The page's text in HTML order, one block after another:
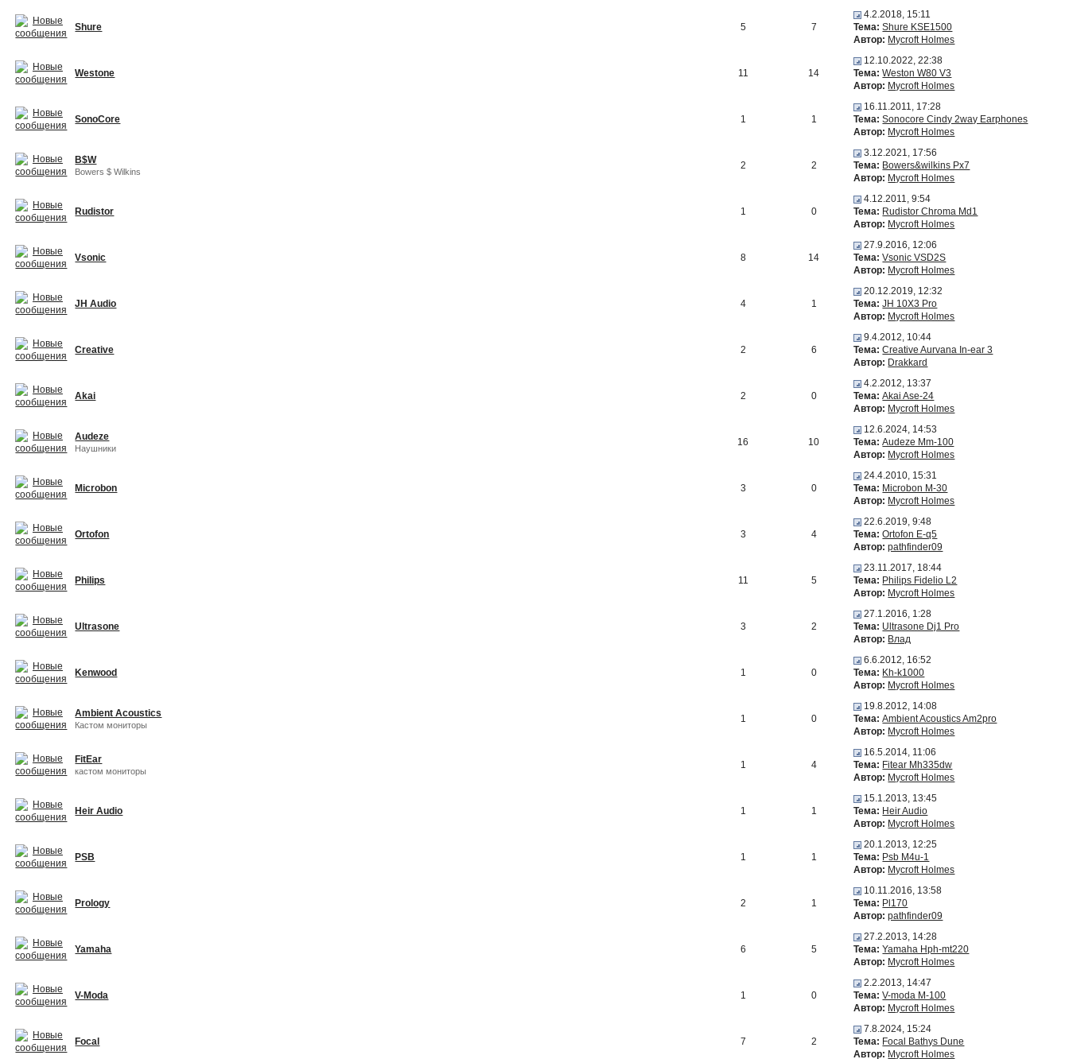
Shure 5 7
4.2.2018, 15:11
Тема: Shure KSE1500
Автор: Mycroft Holmes
Westone 11 14
12.10.2022, 22:38
Тема: Weston W80 V3
Автор: Mycroft Holmes
SonoCore 1 1
16.11.2011, 17:28
Тема: Sonocore Cindy 2way Earphones
Автор: Mycroft Holmes
B$W
Bowers $ Wilkins
2 2
3.12.2021, 17:56
Тема: Bowers&wilkins Px7
Автор: Mycroft Holmes
Rudistor 1 0
4.12.2011, 9:54
Тема: Rudistor Chroma Md1
Автор: Mycroft Holmes
Vsonic 8 14
27.9.2016, 12:06
Тема: Vsonic VSD2S
Автор: Mycroft Holmes
JH Audio 4 1
20.12.2019, 12:32
Тема: JH 10X3 Pro
Автор: Mycroft Holmes
Creative 2 6
9.4.2012, 10:44
Тема: Creative Aurvana In-ear 3
Автор: Drakkard
Akai 2 0
4.2.2012, 13:37
Тема: Akai Ase-24
Автор: Mycroft Holmes
Audeze
Наушники
16 10
12.6.2024, 14:53
Тема: Audeze Mm-100
Автор: Mycroft Holmes
Microbon 3 0
24.4.2010, 15:31
Тема: Microbon M-30
Автор: Mycroft Holmes
Ortofon 3 4
22.6.2019, 9:48
Тема: Ortofon E-q5
Автор: pathfinder09
Philips 11 5
23.11.2017, 18:44
Тема: Philips Fidelio L2
Автор: Mycroft Holmes
Ultrasone 3 2
27.1.2016, 1:28
Тема: Ultrasone Dj1 Pro
Автор: Влад
Kenwood 1 0
6.6.2012, 16:52
Тема: Kh-k1000
Автор: Mycroft Holmes
Ambient Acoustics
Кастом мониторы
1 0
19.8.2012, 14:08
Тема: Ambient Acoustics Am2pro
Автор: Mycroft Holmes
FitEar
кастом мониторы
1 4
16.5.2014, 11:06
Тема: Fitear Mh335dw
Автор: Mycroft Holmes
Heir Audio 1 1
15.1.2013, 13:45
Тема: Heir Audio
Автор: Mycroft Holmes
PSB 1 1
20.1.2013, 12:25
Тема: Psb M4u-1
Автор: Mycroft Holmes
Prology 2 1
10.11.2016, 13:58
Тема: Pl170
Автор: pathfinder09
Yamaha 6 5
27.2.2013, 14:28
Тема: Yamaha Hph-mt220
Автор: Mycroft Holmes
V-Moda 1 0
2.2.2013, 14:47
Тема: V-moda M-100
Автор: Mycroft Holmes
Focal 7 2
7.8.2024, 15:24
Тема: Focal Bathys Dune
Автор: Mycroft Holmes